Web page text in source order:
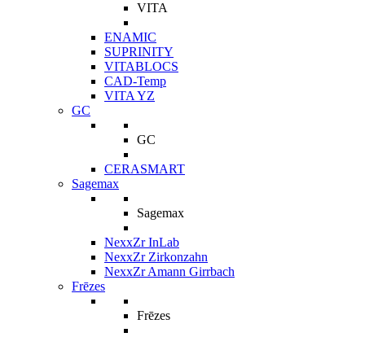
VITA
ENAMIC
SUPRINITY
VITABLOCS
CAD-Temp
VITA YZ
GC
GC
CERASMART
Sagemax
Sagemax
NexxZr InLab
NexxZr Zirkonzahn
NexxZr Amann Girrbach
Frēzes
Frēzes